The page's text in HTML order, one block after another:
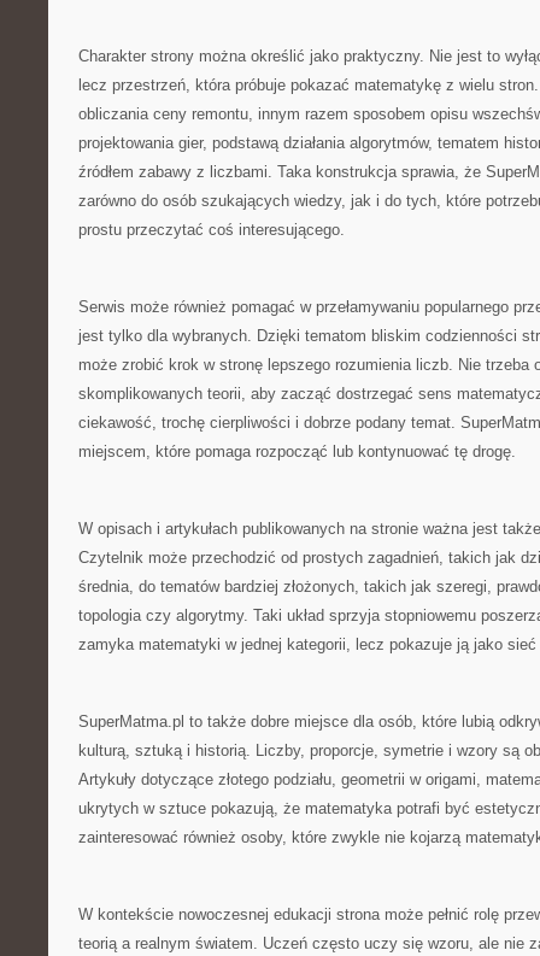
Charakter strony można określić jako praktyczny. Nie jest to
lecz przestrzeń, która próbuje pokazać matematykę z wielu
obliczania ceny remontu, innym razem sposobem opisu
projektowania gier, podstawą działania algorytmów, tematem
źródłem zabawy z liczbami. Taka konstrukcja sprawia, że
zarówno do osób szukających wiedzy, jak i do tych, które
prostu przeczytać coś interesującego.
Serwis może również pomagać w przełamywaniu popularnego
jest tylko dla wybranych. Dzięki tematom bliskim codzienności
może zrobić krok w stronę lepszego rozumienia liczb. Nie trzeba
skomplikowanych teorii, aby zacząć dostrzegać sens
ciekawość, trochę cierpliwości i dobrze podany temat.
miejscem, które pomaga rozpocząć lub kontynuować tę drogę.
W opisach i artykułach publikowanych na stronie ważna jest
Czytelnik może przechodzić od prostych zagadnień, takich jak
średnia, do tematów bardziej złożonych, takich jak szeregi,
topologia czy algorytmy. Taki układ sprzyja stopniowemu
zamyka matematyki w jednej kategorii, lecz pokazuje ją jako sieć
SuperMatma.pl to także dobre miejsce dla osób, które lubią
kulturą, sztuką i historią. Liczby, proporcje, symetrie i wzory są
Artykuły dotyczące złotego podziału, geometrii w origami,
ukrytych w sztuce pokazują, że matematyka potrafi być
zainteresować również osoby, które zwykle nie kojarzą
W kontekście nowoczesnej edukacji strona może pełnić rolę
teorią a realnym światem. Uczeń często uczy się wzoru, ale nie